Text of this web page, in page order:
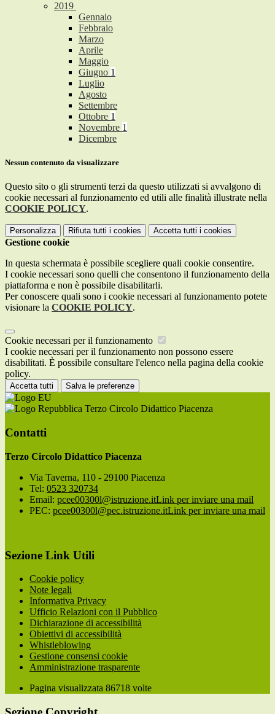
2019
Gennaio
Febbraio
Marzo
Aprile
Maggio
Giugno 1
Luglio
Agosto
Settembre
Ottobre 1
Novembre 1
Dicembre
Nessun contenuto da visualizzare
Questo sito o gli strumenti terzi da questo utilizzati si avvalgono di
cookie necessari al funzionamento ed utili alle finalità illustrate nella
COOKIE POLICY.
Personalizza Rifiuta tutti i cookies Accetta tutti i cookies
Gestione cookie
In questa schermata è possibile scegliere quali cookie consentire.
I cookie necessari sono quelli che consentono il funzionamento della
piattaforma e non è possibile disabilitarli.
Per conoscere quali sono i cookie necessari al funzionamento potete
visionare la COOKIE POLICY.
Cookie necessari per il funzionamento
I cookie necessari per il funzionamento non possono essere
disabilitati. È possibile consultare l'elenco nella pagina della cookie
policy.
Accetta tutti Salva le preferenze
Terzo Circolo Didattico Piacenza
Contatti
Terzo Circolo Didattico Piacenza
Via Taverna, 110 - 29100 Piacenza
Tel: 0523 320734
Email: pcee00300l@istruzione.itLink per inviare una mail
PEC: pcee00300l@pec.istruzione.itLink per inviare una mail
Sezione Link Utili
Cookie policy
Note legali
Informativa Privacy
Ufficio Relazioni con il Pubblico
Dichiarazione di accessibilità
Obiettivi di accessibilità
Whistleblowing
Gestione consensi cookie
Amministrazione trasparente
Pagina visualizzata 86718 volte